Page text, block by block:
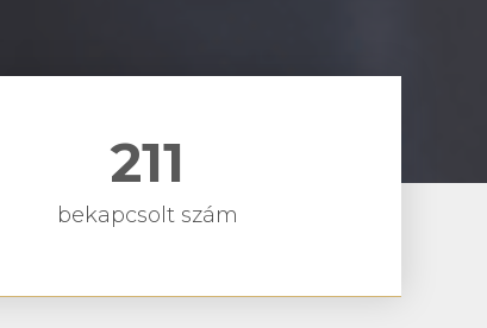
211
bekapcsolt szám